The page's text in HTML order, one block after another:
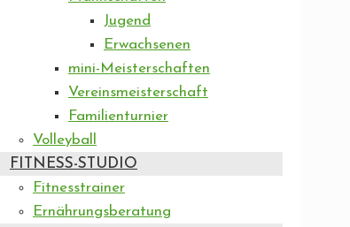
Jugend
Erwachsenen
mini-Meisterschaften
Vereinsmeisterschaft
Familienturnier
Volleyball
FITNESS-STUDIO
Fitnesstrainer
Ernährungsberatung